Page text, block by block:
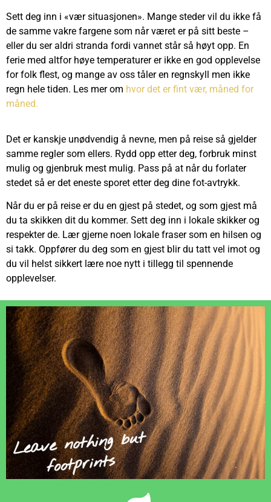
Sett deg inn i «vær situasjonen». Mange steder vil du ikke få
de samme vakre fargene som når været er på sitt beste –
eller du ser aldri stranda fordi vannet står så høyt opp. En
ferie med altfor høye temperaturer er ikke en god opplevelse
for folk flest, og mange av oss tåler en regnskyll men ikke
regn hele tiden. Les mer om hvor det er fint vær, måned for
måned.
Det er kanskje unødvendig å nevne, men på reise så gjelder
samme regler som ellers. Rydd opp etter deg, forbruk minst
mulig og gjenbruk mest mulig. Pass på at når du forlater
stedet så er det eneste sporet etter deg dine fot-avtrykk.
Når du er på reise er du en gjest på stedet, og som gjest må
du ta skikken dit du kommer. Sett deg inn i lokale skikker og
respekter de. Lær gjerne noen lokale fraser som en hilsen og
si takk. Oppfører du deg som en gjest blir du tatt vel imot og
du vil helst sikkert lære noe nytt i tillegg til spennende
opplevelser.